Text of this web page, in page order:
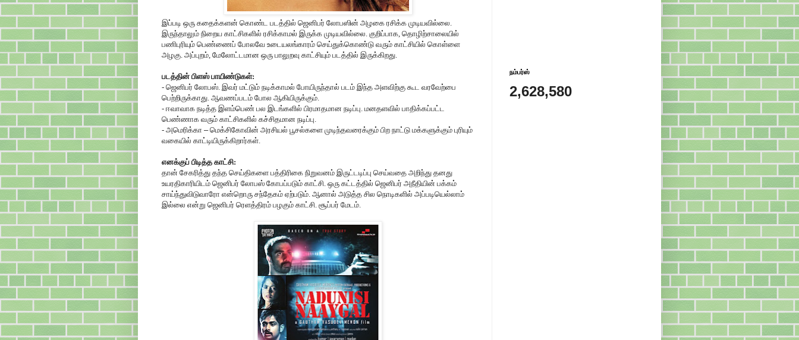
இப்படி ஒரு கதைக்களன் கொண்ட படத்தில் ஜெனிபர் லோபஸின் அழகை ரசிக்க முடியவில்லை.
இருந்தாலும் நிறைய காட்சிகளில் ரசிக்காமல் இருக்க முடியவில்லை. குறிப்பாக, தொழிற்சாலையில்
பணிபுரியும் பெண்ணைப் போலவே உடையலங்காரம் செய்துக்கொண்டு வரும் காட்சியில் கொள்ளை
அழகு. அப்புறம், மேலோட்டமான ஒரு பாலுறவு காட்சியும் படத்தில் இருக்கிறது.
படத்தின் பிளஸ் பாயிண்டுகள்:
- ஜெனிபர் லோபஸ். இவர் மட்டும் நடிக்காமல் போயிருந்தால் படம் இந்த அளவிற்கு கூட வரவேற்பை
பெற்றிருக்காது. ஆவணப்படம் போல ஆகியிருக்கும்.
- ஈவாவாக நடித்த இளம்பெண் பல இடங்களில் பிரமாதமான நடிப்பு. மனதளவில் பாதிக்கப்பட்ட
பெண்ணாக வரும் காட்சிகளில் கச்சிதமான நடிப்பு.
- அமெரிக்கா –மெக்சிகோவின் அரசியல் பூசல்களை முடிந்தவரைக்கும் பிற நாட்டு மக்களுக்கும் புரியும்
வகையில் காட்டியிருக்கிறார்கள்.
எனக்குப் பிடித்த காட்சி:
தான் சேகரித்து தந்த செய்திகளை பத்திரிகை நிறுவனம் இருட்டடிப்பு செய்வதை அறிந்து தனது
உயரதிகாரியிடம் ஜெனிபர் லோபஸ் கோபப்படும் காட்சி. ஒரு கட்டத்தில் ஜெனிபர் அநீதியின் பக்கம்
சாய்ந்துவிடுவாரோ என்றொரு சந்தேகம் ஏற்படும். ஆனால் அடுத்த சில நொடிகளில் அப்படியெல்லாம்
இல்லை என்று ஜெனிபர் ரெளத்திரம் பழகும் காட்சி. சூப்பர் மேடம்.
நம்பர்ஸ்
2,628,580